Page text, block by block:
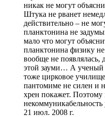
никак не могут
Штука не рванет
действительно – не
планктонина не
мало что могут
планктонина физику
вообще не появлялась,
этой зауми… А ученый
тоже цирковое
пантомиме не силен и
хрен покажет. Поэтому
21 июл. 2008 г.